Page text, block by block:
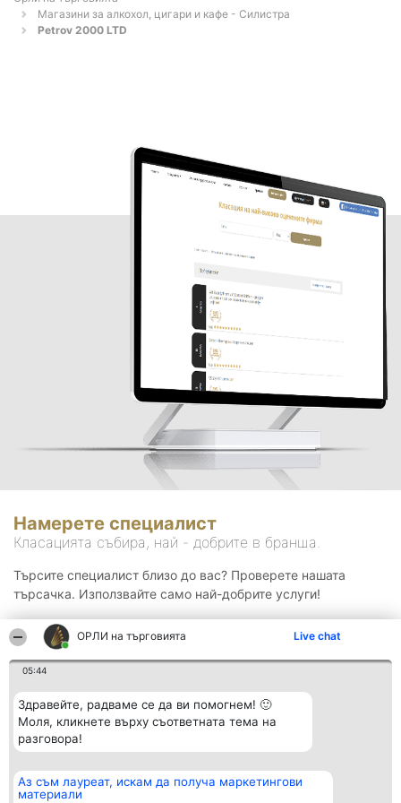
ОРЛИ на търговията Live chat
05:44
Здравейте, радваме се да ви помогнем! 🙂
Моля, кликнете върху съответната тема на
разговора!
Аз съм лауреат, искам да получа маркетингови
материали
Магазини за алкохол, цигари и кафе - Силистра
Petrov 2000 LTD
Намерете специалист
Класацията събира, най - добрите в бранша.
Търсите специалист близо до вас? Проверете нашата
търсачка. Използвайте само най-добрите услуги!
Организатор на
класиране
Класация Контакти